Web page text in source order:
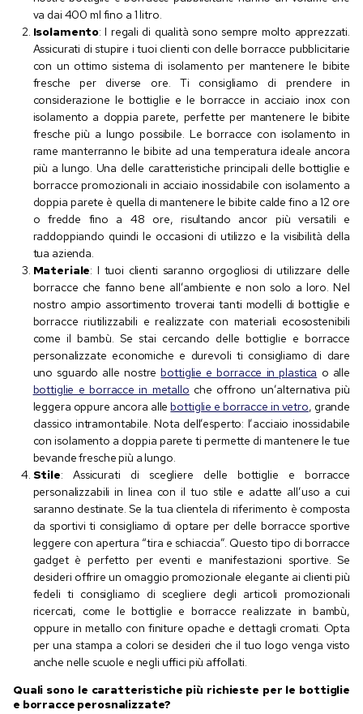
va dai 400 ml fino a 1 litro.
Isolamento: I regali di qualità sono sempre molto apprezzati.
Assicurati di stupire i tuoi clienti con delle borracce pubblicitarie
con un ottimo sistema di isolamento per mantenere le bibite
fresche per diverse ore. Ti consigliamo di prendere in
considerazione le bottiglie e le borracce in acciaio inox con
isolamento a doppia parete, perfette per mantenere le bibite
fresche più a lungo possibile. Le borracce con isolamento in
rame manterranno le bibite ad una temperatura ideale ancora
più a lungo. Una delle caratteristiche principali delle bottiglie e
borracce promozionali in acciaio inossidabile con isolamento a
doppia parete è quella di mantenere le bibite calde fino a 12 ore
o fredde fino a 48 ore, risultando ancor più versatili e
raddoppiando quindi le occasioni di utilizzo e la visibilità della
tua azienda.
Materiale: I tuoi clienti saranno orgogliosi di utilizzare delle
borracce che fanno bene all’ambiente e non solo a loro. Nel
nostro ampio assortimento troverai tanti modelli di bottiglie e
borracce riutilizzabili e realizzate con materiali ecosostenibili
come il bambù. Se stai cercando delle bottiglie e borracce
personalizzate economiche e durevoli ti consigliamo di dare
uno sguardo alle nostrebottiglie e borracce in plastica o alle
bottiglie e borracce in metallo che offrono un’alternativa più
leggera oppure ancora allebottiglie e borracce in vetro, grande
classico intramontabile. Nota dell’esperto: l’acciaio inossidabile
con isolamento a doppia parete ti permette di mantenere le tue
bevande fresche più a lungo.
Stile: Assicurati di scegliere delle bottiglie e borracce
personalizzabili in linea con il tuo stile e adatte all’uso a cui
saranno destinate. Se la tua clientela di riferimento è composta
da sportivi ti consigliamo di optare per delle borracce sportive
leggere con apertura “tira e schiaccia”. Questo tipo di borracce
gadget è perfetto per eventi e manifestazioni sportive. Se
desideri offrire un omaggio promozionale elegante ai clienti più
fedeli ti consigliamo di scegliere degli articoli promozionali
ricercati, come le bottiglie e borracce realizzate in bambù,
oppure in metallo con finiture opache e dettagli cromati. Opta
per una stampa a colori se desideri che il tuo logo venga visto
anche nelle scuole e negli uffici più affollati.
Quali sono le caratteristiche più richieste per le bottiglie
e borracce perosnalizzate?